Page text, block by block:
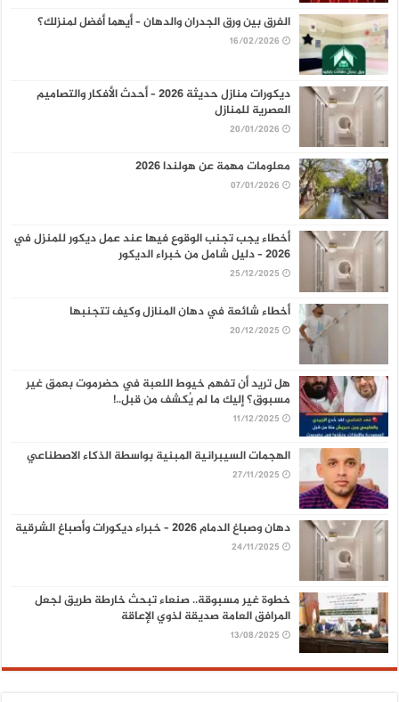
الفرق بين ورق الجدران والدهان – أيهما أفضل لمنزلك؟
16/02/2026
ديكورات منازل حديثة 2026 – أحدث الأفكار والتصاميم
العصرية للمنازل
20/01/2026
معلومات مهمة عن هولندا 2026
07/01/2026
أخطاء يجب تجنب الوقوع فيها عند عمل ديكور للمنزل في
2026 – دليل شامل من خبراء الديكور
25/12/2025
أخطاء شائعة في دهان المنازل وكيف تتجنبها
20/12/2025
هل تريد أن تفهم خيوط اللعبة في حضرموت بعمق غير
مسبوق؟ إليك ما لم يُكشف من قبل..!
11/12/2025
الهجمات السيبرانية المبنية بواسطة الذكاء الاصطناعي
27/11/2025
دهان وصباغ الدمام 2026 – خبراء ديكورات وأصباغ الشرقية
24/11/2025
خطوة غير مسبوقة.. صنعاء تبحث خارطة طريق لجعل
المرافق العامة صديقة لذوي الإعاقة
13/08/2025